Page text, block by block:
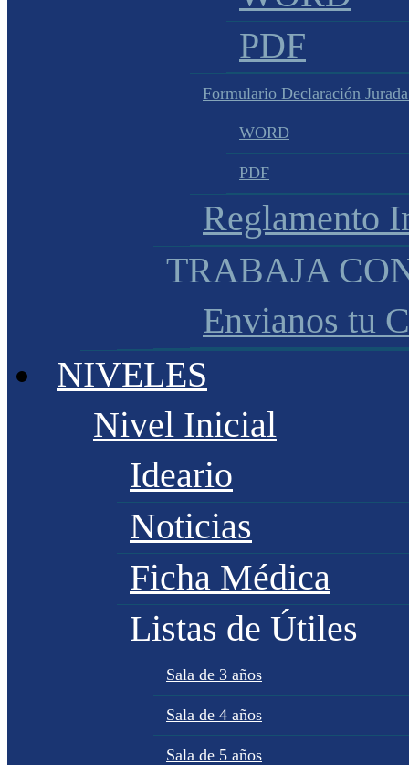
PDF
Formulario Declaración
WORD
PDF
Reglamento
TRABAJA
Envianos tu
NIVELES
Nivel Inicial
Ideario
Noticias
Ficha Médica
Listas de Útiles
Sala de 3 años
Sala de 4 años
Sala de 5 años